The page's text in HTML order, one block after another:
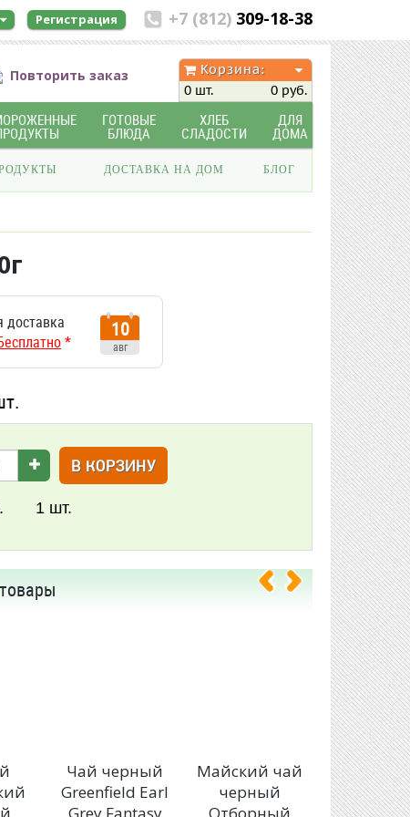
+7 (812) 309-18-38
Регистрация
Повторить заказ
Корзина:
0 шт.
0 руб.
ГОТОВЫЕ
БЛЮДА
ХЛЕБ
СЛАДОСТИ
ДЛЯ
ДОМА
ДОСТАВКА НА ДОМ БЛОГ
*
10
авг
В КОРЗИНУ
1 шт.
Чай черный
Greenfield Earl
Майский чай
черный
Чай
Spring